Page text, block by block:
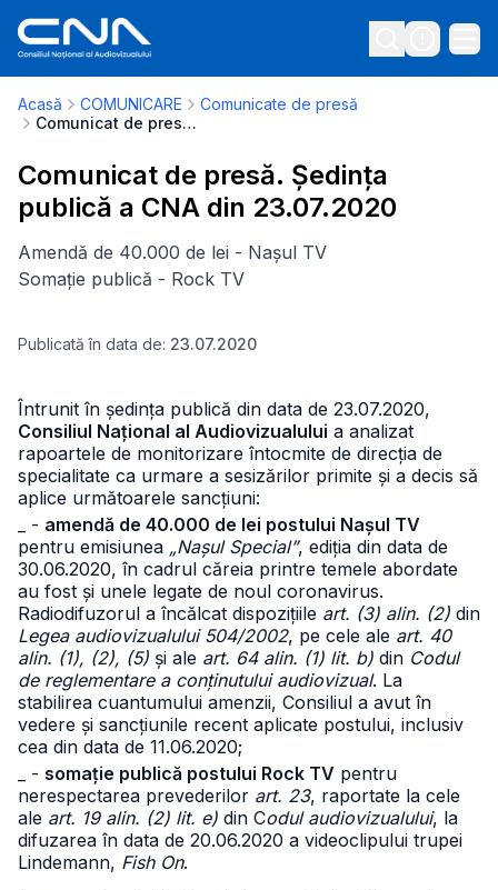
Acasă COMUNICARE
Comunicate de presă
Comunicat de presă. Ședința publică a CNA din 23.07.2020
Comunicat de presă. Ședința
publică a CNA din 23.07.2020
Amendă de 40.000 de lei - Nașul TV
Somație publică - Rock TV
Publicată în data de: 23.07.2020
Întrunit în ședința publică din data de 23.07.2020,
Consiliul Național al Audiovizualului a analizat
rapoartele de monitorizare întocmite de direcția de
specialitate ca urmare a sesizărilor primite și a decis să
aplice următoarele sancțiuni:
_ - amendă de 40.000 de lei postului Nașul TV
pentru emisiunea „Nașul Special”, ediția din data de
30.06.2020, în cadrul căreia printre temele abordate
au fost și unele legate de noul coronavirus.
Radiodifuzorul a încălcat dispozițiile art. (3) alin. (2) din
Legea audiovizualului 504/2002, pe cele ale art. 40
alin. (1), (2), (5) și ale art. 64 alin. (1) lit. b) din Codul
de reglementare a conținutului audiovizual. La
stabilirea cuantumului amenzii, Consiliul a avut în
vedere și sancțiunile recent aplicate postului, inclusiv
cea din data de 11.06.2020;
_ - somație publică postului Rock TV pentru
nerespectarea prevederilor art. 23, raportate la cele
ale art. 19 alin. (2) lit. e) din Codul audiovizualului, la
difuzarea în data de 20.06.2020 a videoclipului trupei
Lindemann, Fish On.